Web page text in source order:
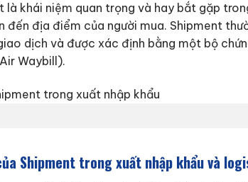
là khái niệm quan trọng và hay bắt gặp
đến địa điểm của người mua. Shipment
dịch và được xác định bằng một bộ
Waybill).
Shipment trong xuất nhập khẩu và